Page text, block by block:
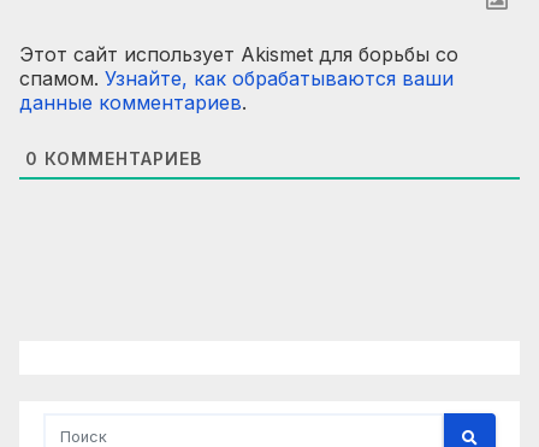
Этот сайт использует Akismet для борьбы со
спамом. Узнайте, как обрабатываются ваши
данные комментариев.
0 КОММЕНТАРИЕВ